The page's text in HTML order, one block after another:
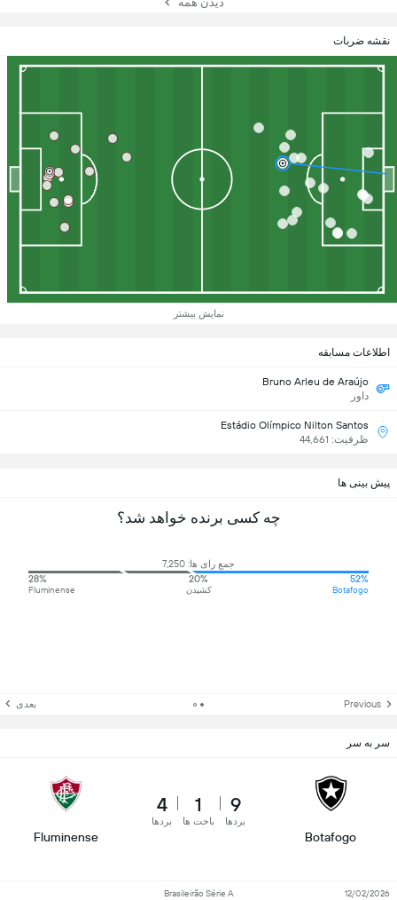
نقشه ضربات
نمایش بیشتر
اطلاعات مسابقه
Bruno Arleu de Araújo
داور
Estádio Olímpico Nilton Santos
ظرفیت: 44,661
پیش بینی ها
چه کسی برنده خواهد شد؟
جمع رای ها: 7,250
52%
Botafogo
20%
کشیدن
28%
Fluminense
Previous بعدی
سر به سر
Botafogo
9
بردها
1
باخت ها
4
بردها
Fluminense
Brasileirão Série A 12/02/2026